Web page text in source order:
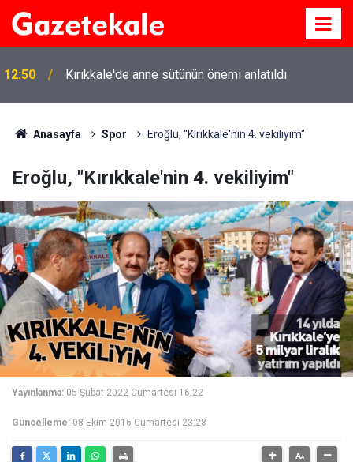
12:50 Kırıkkale'de anne sütünün önemi anlatıldı
Anasayfa Spor Eroğlu, "Kırıkkale'nin 4. vekiliyim"
Eroğlu, "Kırıkkale'nin 4. vekiliyim"
Yayınlanma: 05 Şubat 2022 Cumartesi 16:22
Güncelleme: 08 Ekim 2016 Cumartesi 23:28